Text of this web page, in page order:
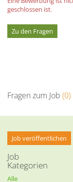
geschlossen ist.
Zu den Fragen
Fragen zum Job (0)
Job veröffentlichen
Job
Kategorien
Alle